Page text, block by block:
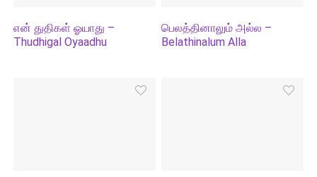
என் துதிகள் ஓயாது –
Thudhigal Oyaadhu
பெலத்தினாலும் அல்ல –
Belathinalum Alla